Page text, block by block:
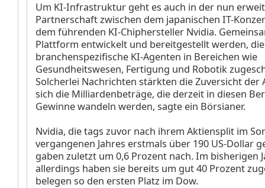
Um KI-Infrastruktur geht es auch in der nun
Partnerschaft zwischen dem japanischen IT-
dem führenden KI-Chiphersteller Nvidia.
Plattform entwickelt und bereitgestellt werden,
branchenspezifische KI-Agenten in Bereichen wie
Gesundheitswesen, Fertigung und Robotik
Solcherlei Nachrichten stärkten die Zuversicht der
sich die Milliardenbeträge, die derzeit in diesen
Gewinne wandeln werden, sagte ein Börsianer.
Nvidia, die tags zuvor nach ihrem Aktiensplit im
vergangenen Jahres erstmals über 190 US-Dollar
gaben zuletzt um 0,6 Prozent nach. Im bisherigen
allerdings haben sie bereits um gut 40 Prozent
belegen so den ersten Platz im Dow.